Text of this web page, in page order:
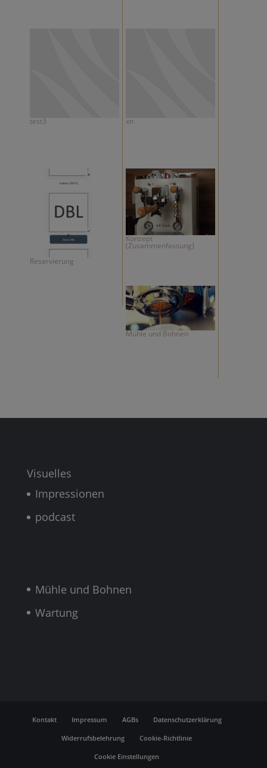
test3 xn
Reservierung
Konzept
(Zusammenfassung)
Mühle und Bohnen
Visuelles
Impressionen
podcast
Mühle und Bohnen
Wartung
Kontakt Impressum AGBs Datenschutzerklärung
Widerrufsbelehrung Cookie-Richtlinie
Cookie Einstellungen